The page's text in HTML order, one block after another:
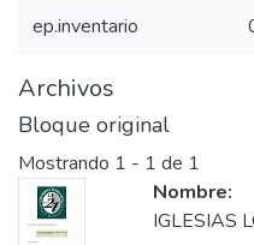
ep.inventario
Archivos
Bloque original
Mostrando 1 - 1 de 1
Nombre:
IGLESIAS